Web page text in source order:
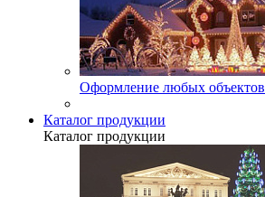
Оформление любых объектов
Каталог продукции
Каталог продукции